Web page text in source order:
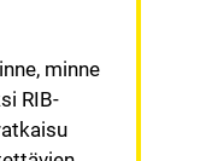
minne
RIB-